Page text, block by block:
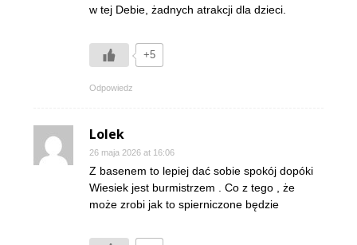
w tej Debie, żadnych atrakcji dla dzieci.
+5
Odpowiedz
Lolek
26 maja 2026 at 16:06
Z basenem to lepiej dać sobie spokój dopóki
Wiesiek jest burmistrzem . Co z tego , że
może zrobi jak to spierniczone będzie